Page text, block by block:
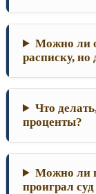
Можно ли
расписку, но
Что
проценты?
Можно ли
проиграл